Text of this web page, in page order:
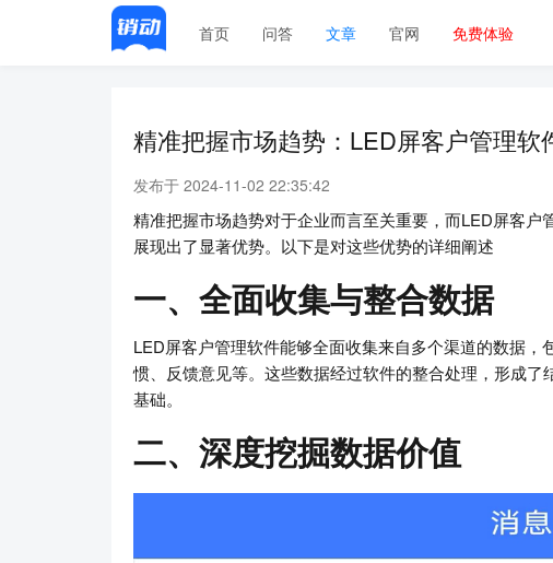
首页 问答 文章 官网 免费体验
精准把握市场趋势：LED屏客户管理软
发布于 2024-11-02 22:35:42
精准把握市场趋势对于企业而言至关重要，而LED屏客
展现出了显著优势。以下是对这些优势的详细阐述
一、全面收集与整合数据
LED屏客户管理软件能够全面收集来自多个渠道的数据
惯、反馈意见等。这些数据经过软件的整合处理，形成
基础。
二、深度挖掘数据价值